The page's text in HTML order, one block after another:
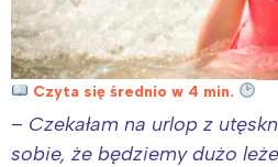
Czyta się średnio w 4 min.
– Czekałam na urlop z
sobie, że będziemy dużo